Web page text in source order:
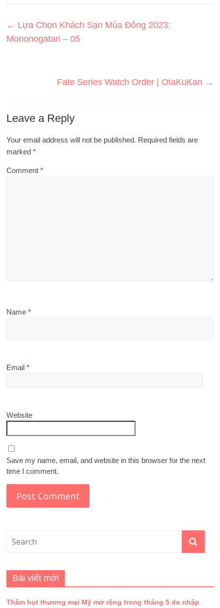
← Lựa Chọn Khách Sạn Mùa Đông 2023:
Mononogatari – 05
Fate Series Watch Order | OtaKuKan →
Leave a Reply
Your email address will not be published. Required fields are
marked*
Comment*
Name*
Email*
Website
Save my name, email, and website in this browser for the next
time I comment.
Bài viết mới
Thâm hụt thương mại Mỹ mở rộng trong tháng 5 do nhập